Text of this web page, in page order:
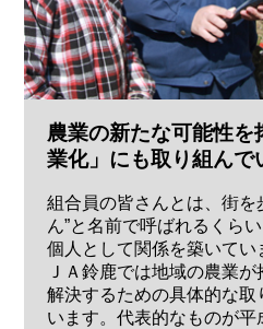
農業の新たな可能性を
業化」にも取り組んで
組合員の皆さんとは、街
ん”と名前で呼ばれるくら
個人として関係を築いてい
ＪＡ鈴鹿では地域の農業
解決するための具体的な取
います。代表的なものが平